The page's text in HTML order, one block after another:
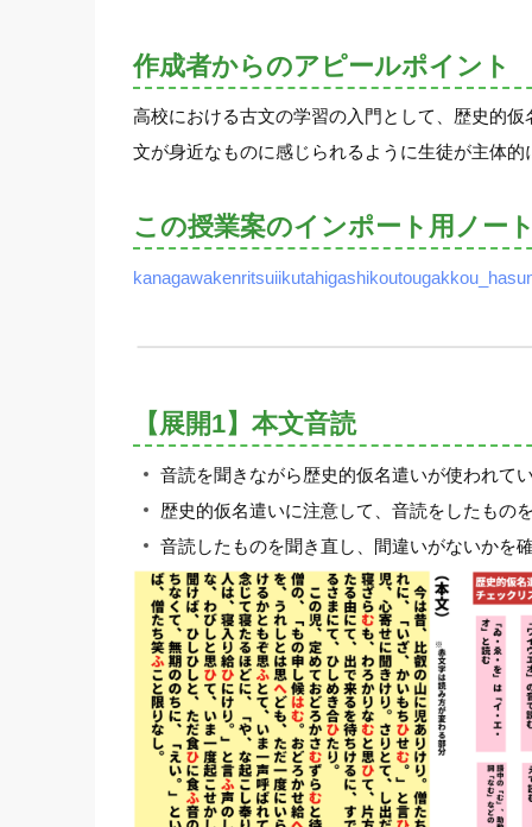
作成者からのアピールポイント
高校における古文の学習の入門として、歴史的
文が身近なものに感じられるように生徒が主体
この授業案のインポート用ノー
【展開1】本文音読
音読を聞きながら歴史的仮名遣いが使われて
歴史的仮名遣いに注意して、音読をしたもの
音読したものを聞き直し、間違いがないかを